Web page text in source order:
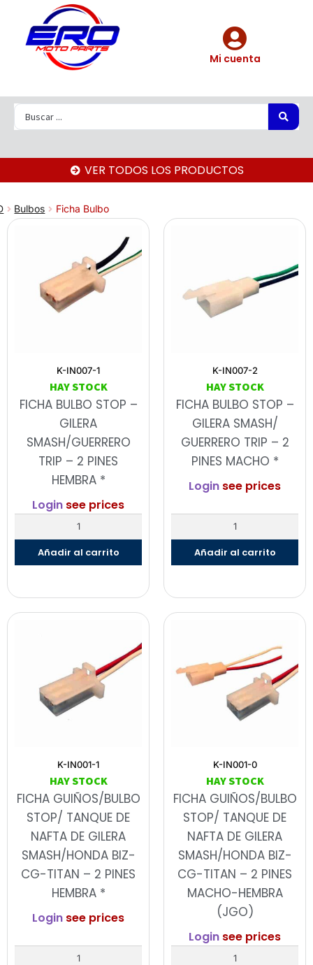
Mi cuenta
VER TODOS LOS PRODUCTOS
Bulbos Ficha Bulbo
K-IN007-1
HAY STOCK
FICHA BULBO STOP –
GILERA
SMASH/GUERRERO
TRIP – 2 PINES
HEMBRA *
Login see prices
Añadir al carrito
K-IN007-2
HAY STOCK
FICHA BULBO STOP –
GILERA SMASH/
GUERRERO TRIP – 2
PINES MACHO *
Login see prices
Añadir al carrito
K-IN001-1
HAY STOCK
FICHA GUIÑOS/BULBO
STOP/ TANQUE DE
NAFTA DE GILERA
SMASH/HONDA BIZ-
CG-TITAN – 2 PINES
HEMBRA *
Login see prices
K-IN001-0
HAY STOCK
FICHA GUIÑOS/BULBO
STOP/ TANQUE DE
NAFTA DE GILERA
SMASH/HONDA BIZ-
CG-TITAN – 2 PINES
MACHO-HEMBRA
(JGO)
Login see prices